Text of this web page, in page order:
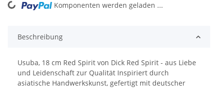
Loading... Komponenten werden geladen ...
Beschreibung
Usuba, 18 cm Red Spirit von Dick Red Spirit - aus Liebe
und Leidenschaft zur Qualität Inspiriert durch
asiatische Handwerkskunst, gefertigt mit deutscher